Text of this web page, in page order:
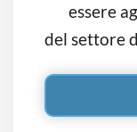
essere
del settore